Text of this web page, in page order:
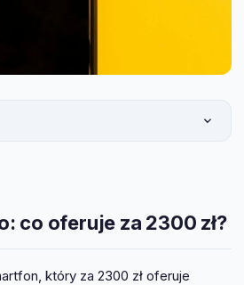
co oferuje za 2300 zł?
który za 2300 zł oferuje